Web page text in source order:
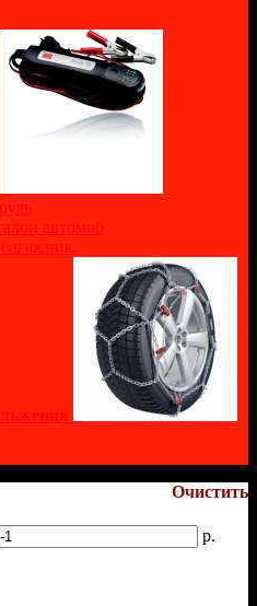
автомоб
Очистить
р.